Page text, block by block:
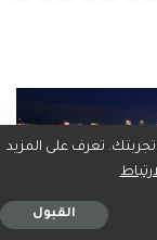
تعرف على المزيد
القبول